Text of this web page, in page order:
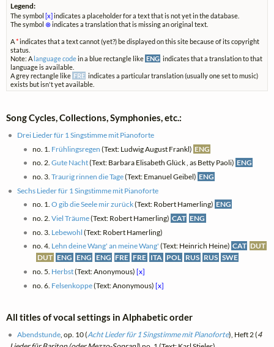
Legend:
The symbol[x]indicates a placeholder for a text that is not yet in the database.
The symbol ⊗indicates a translation that is missing an original text.
A*indicates that a text cannot (yet?) be displayed on this site because of its copyright
status.
Note: A language codein a blue rectangle like ENG indicates that a translation to that
language is available.
A grey rectangle like FRE indicates a particular translation (usually one set to music)
exists but isn't yet available.
Song Cycles, Collections, Symphonies, etc.:
Drei Lieder für 1 Singstimme mit Pianoforte
no. 1. Frühlingsregen (Text: Ludwig August Frankl) ENG
no. 2. Gute Nacht(Text: Barbara Elisabeth Glück , as Betty Paoli) ENG
no. 3. Traurig rinnen die Tage(Text: Emanuel Geibel) ENG
Sechs Lieder für 1 Singstimme mit Pianoforte
no. 1. O gib die Seele mir zurück(Text: Robert Hamerling) ENG
no. 2. Viel Träume(Text: Robert Hamerling) CAT ENG
no. 3. Lebewohl (Text: Robert Hamerling)
no. 4. Lehn deine Wang' an meine Wang' (Text: Heinrich Heine) CAT DUT
DUT ENG ENG ENG FRE FRE ITA POL RUS RUS SWE
no. 5. Herbst(Text: Anonymous) [x]
no. 6. Felsenkoppe(Text: Anonymous) [x]
All titles of vocal settings in Alphabetic order
Abendstunde , op. 10 (Acht Lieder für 1 Singstimme mit Pianoforte), Heft 2 (4